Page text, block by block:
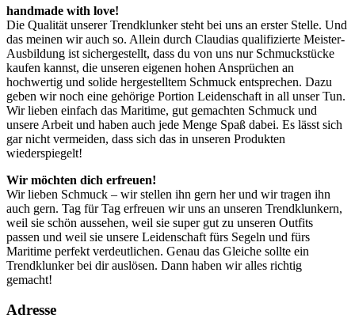
handmade with love!
Die Qualität unserer Trendklunker steht bei uns an erster Stelle. Und
das meinen wir auch so. Allein durch Claudias qualifizierte Meister-
Ausbildung ist sichergestellt, dass du von uns nur Schmuckstücke
kaufen kannst, die unseren eigenen hohen Ansprüchen an
hochwertig und solide hergestelltem Schmuck entsprechen. Dazu
geben wir noch eine gehörige Portion Leidenschaft in all unser Tun.
Wir lieben einfach das Maritime, gut gemachten Schmuck und
unsere Arbeit und haben auch jede Menge Spaß dabei. Es lässt sich
gar nicht vermeiden, dass sich das in unseren Produkten
wiederspiegelt!
Wir möchten dich erfreuen!
Wir lieben Schmuck – wir stellen ihn gern her und wir tragen ihn
auch gern. Tag für Tag erfreuen wir uns an unseren Trendklunkern,
weil sie schön aussehen, weil sie super gut zu unseren Outfits
passen und weil sie unsere Leidenschaft fürs Segeln und fürs
Maritime perfekt verdeutlichen. Genau das Gleiche sollte ein
Trendklunker bei dir auslösen. Dann haben wir alles richtig
gemacht!
Adresse